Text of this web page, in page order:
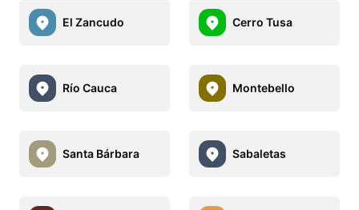
El Zancudo Cerro Tusa
Río Cauca Montebello
Santa Bárbara Sabaletas